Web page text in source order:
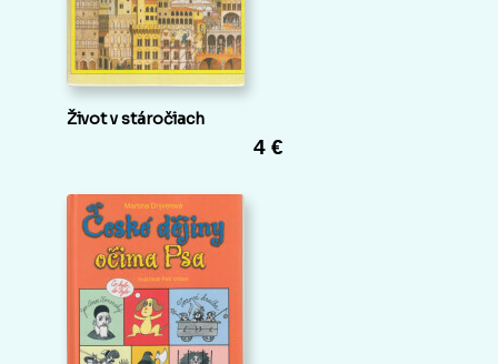
Život v stáročiach
4 €